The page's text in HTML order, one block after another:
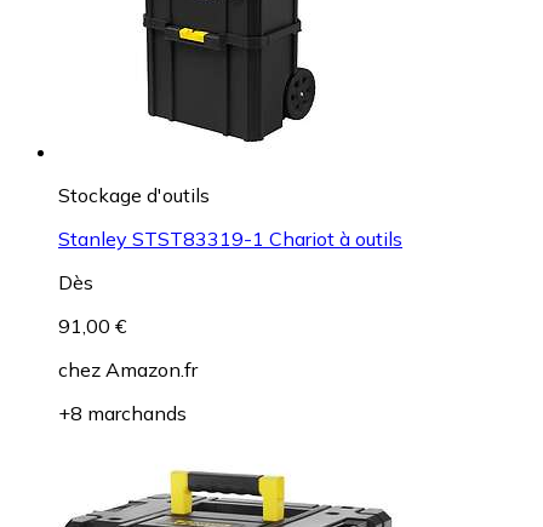
Stockage d'outils
Stanley STST83319-1 Chariot à outils
Dès
91,00 €
chez Amazon.fr
+8 marchands